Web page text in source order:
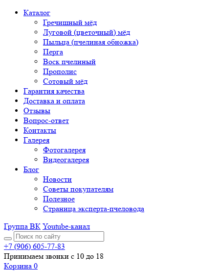
Каталог
Гречишный мёд
Луговой (цветочный) мёд
Пыльца (пчелиная обножка)
Перга
Воск пчелиный
Прополис
Сотовый мёд
Гарантия качества
Доставка и оплата
Отзывы
Вопрос-ответ
Контакты
Галерея
Фотогалерея
Видеогалерея
Блог
Новости
Советы покупателям
Полезное
Страница эксперта-пчеловода
Группа ВК Youtube-канал
+7 (906) 605-77-83
Принимаем звонки с 10 до 18
Корзина 0